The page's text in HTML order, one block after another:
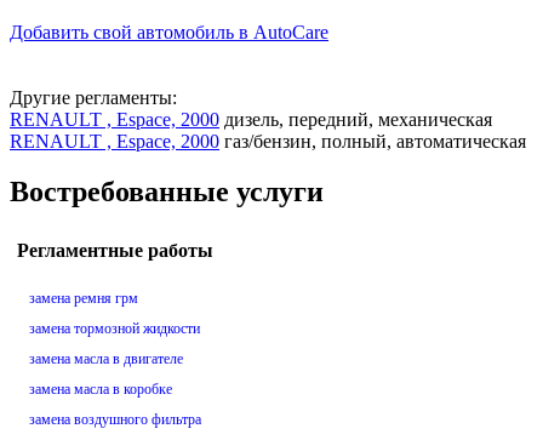
Добавить свой автомобиль в AutoCare
Другие регламенты:
RENAULT , Espace, 2000 дизель, передний, механическая
RENAULT , Espace, 2000 газ/бензин, полный, автоматическая
Востребованные услуги
Регламентные работы
замена ремня грм
замена тормозной жидкости
замена масла в двигателе
замена масла в коробке
замена воздушного фильтра